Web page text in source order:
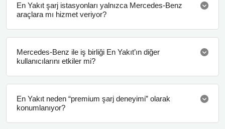
En Yakıt şarj istasyonları yalnızca Mercedes-Benz
araçlara mı hizmet veriyor?
Mercedes-Benz ile iş birliği En Yakıt’ın diğer
kullanıcılarını etkiler mi?
En Yakıt neden “premium şarj deneyimi” olarak
konumlanıyor?